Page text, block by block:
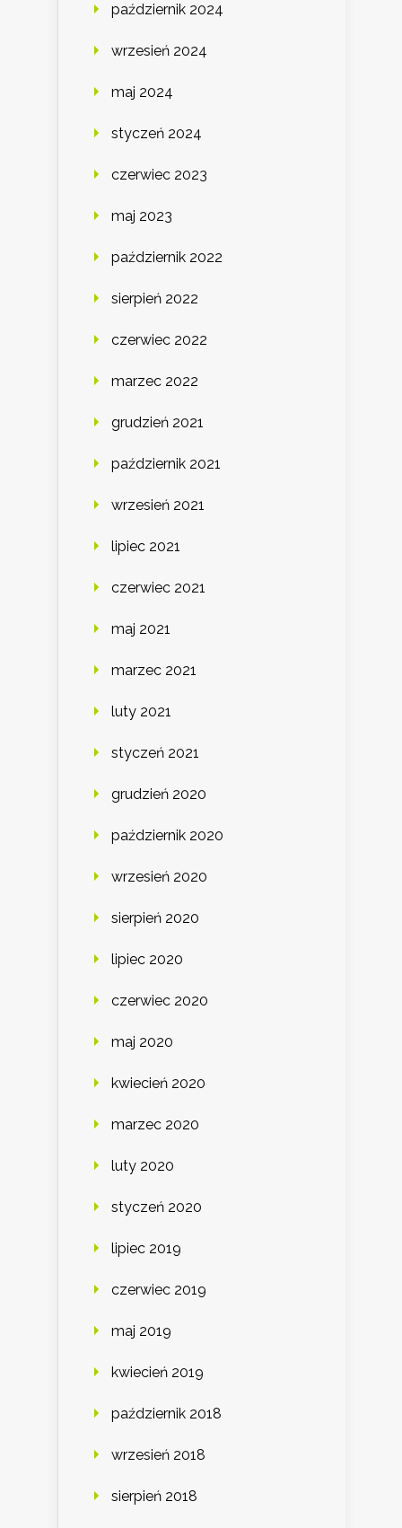
październik 2024
wrzesień 2024
maj 2024
styczeń 2024
czerwiec 2023
maj 2023
październik 2022
sierpień 2022
czerwiec 2022
marzec 2022
grudzień 2021
październik 2021
wrzesień 2021
lipiec 2021
czerwiec 2021
maj 2021
marzec 2021
luty 2021
styczeń 2021
grudzień 2020
październik 2020
wrzesień 2020
sierpień 2020
lipiec 2020
czerwiec 2020
maj 2020
kwiecień 2020
marzec 2020
luty 2020
styczeń 2020
lipiec 2019
czerwiec 2019
maj 2019
kwiecień 2019
październik 2018
wrzesień 2018
sierpień 2018